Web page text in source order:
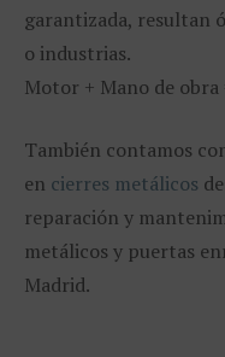
garantizada, resultan
o industrias.
Motor + Mano de obra
También contamos
en cierres metálicos
reparación y
metálicos y puertas
Madrid.